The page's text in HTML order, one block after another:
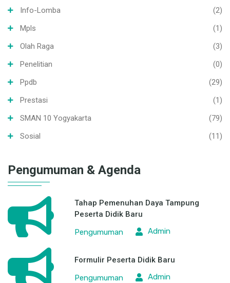
Info-Lomba
(2)
Mpls
(1)
Olah Raga
(3)
Penelitian
(0)
Ppdb
(29)
Prestasi
(1)
SMAN 10 Yogyakarta
(79)
Sosial
(11)
Pengumuman & Agenda
Tahap Pemenuhan Daya Tampung
Peserta Didik Baru
Pengumuman
Admin
Formulir Peserta Didik Baru
Pengumuman
Admin